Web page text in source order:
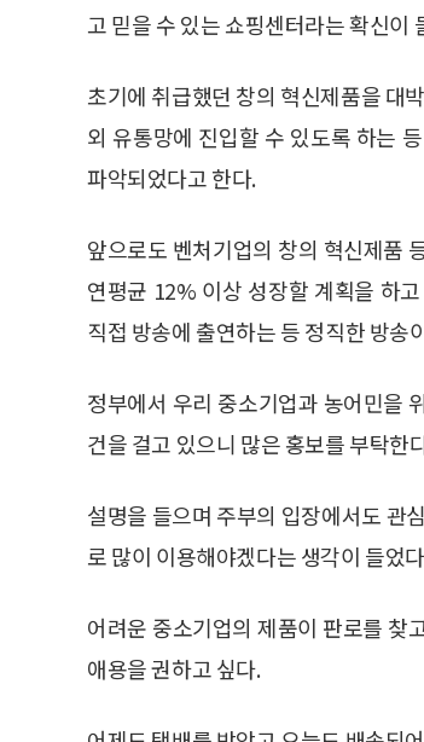
고 믿을 수 있는 쇼핑센터라는 확신이
초기에 취급했던 창의 혁신제품을 대
외 유통망에 진입할 수 있도록 하는
파악되었다고 한다.
앞으로도 벤처기업의 창의 혁신제품
연평균 12% 이상 성장할 계획을 하
직접 방송에 출연하는 등 정직한 방송
정부에서 우리 중소기업과 농어민을
건을 걸고 있으니 많은 홍보를 부탁한
설명을 들으며 주부의 입장에서도 관
로 많이 이용해야겠다는 생각이 들었
어려운 중소기업의 제품이 판로를 찾
애용을 권하고 싶다.